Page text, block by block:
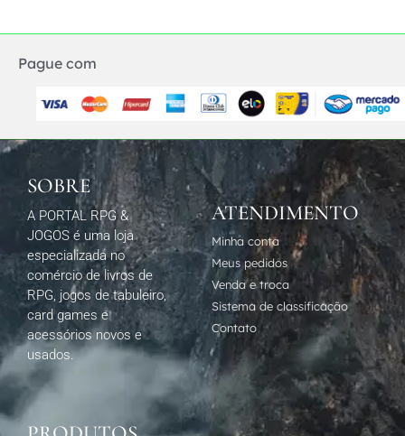
Pague com
SOBRE
A PORTAL RPG &
JOGOS é uma loja
especializada no
comércio de livros de
RPG, jogos de tabuleiro,
card games e
acessórios novos e
usados.
ATENDIMENTO
Minha conta
Meus pedidos
Venda e troca
Sistema de classificação
Contato